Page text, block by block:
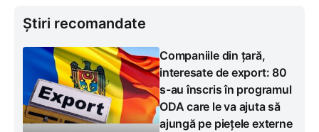
Știri recomandate
Companiile din țară,
interesate de export: 80
s-au înscris în programul
ODA care le va ajuta să
ajungă pe piețele externe